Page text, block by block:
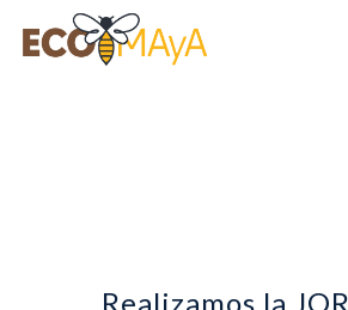
Realizamos la